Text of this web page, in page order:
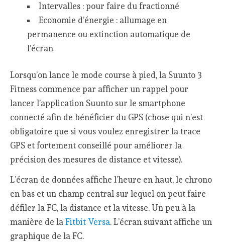
Intervalles : pour faire du fractionné
Economie d’énergie : allumage en
permanence ou extinction automatique de
l’écran
Lorsqu’on lance le mode course à pied, la Suunto 3
Fitness commence par afficher un rappel pour
lancer l’application Suunto sur le smartphone
connecté afin de bénéficier du GPS (chose qui n’est
obligatoire que si vous voulez enregistrer la trace
GPS et fortement conseillé pour améliorer la
précision des mesures de distance et vitesse).
L’écran de données affiche l’heure en haut, le chrono
en bas et un champ central sur lequel on peut faire
défiler la FC, la distance et la vitesse. Un peu à la
manière de laFitbit Versa. L’écran suivant affiche un
graphique de la FC.